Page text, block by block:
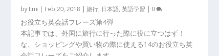
by Emi | Feb 20, 2018 |旅行, 日本語,英語学習 | 0
お役立ち英会話フレーズ第4弾
本記事では、外国に旅行に行った際に役に立つはず！
な、ショッピングや買い物の際に使える14のお役立ち英